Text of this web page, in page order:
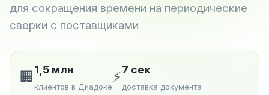
для сокращения времени на периодические
сверки с поставщиками
🏢 1,5 млн
клиентов в Диадоке
⚡7 сек
доставка документа